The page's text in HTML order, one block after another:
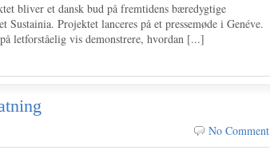
bliver et dansk bud på fremtidens bæredygtige
Sustainia. Projektet lanceres på et pressemøde i Genéve.
letforståelig vis demonstrere, hvordan [...]
No Comment